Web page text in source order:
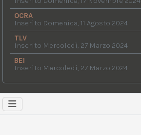
OCRA
Inserito Domenica, 11 Agosto 2024
TLV
Inserito Mercoledì, 27 Marzo 2024
BEI
Inserito Mercoledì, 27 Marzo 2024